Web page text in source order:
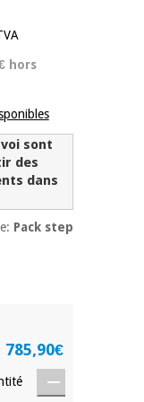
hors
sont
des
dans
Pack step
785,90€